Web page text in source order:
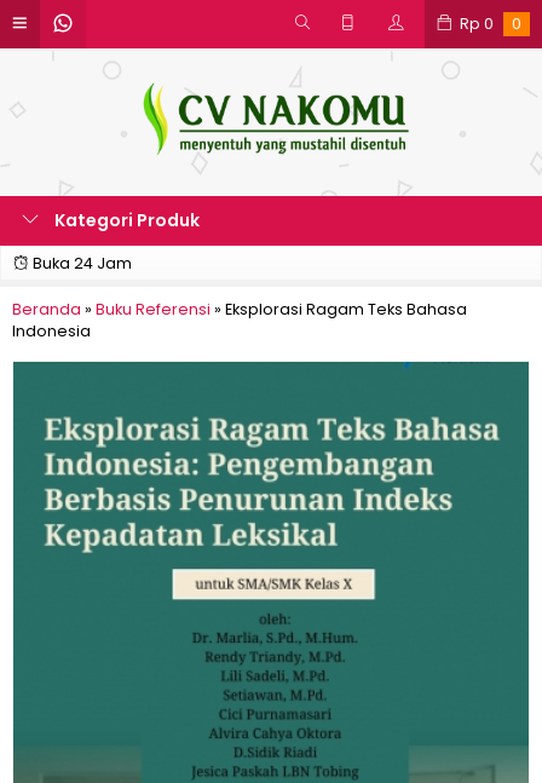
Rp 0 0
Kategori Produk
Buka 24 Jam
Beranda » Buku Referensi » Eksplorasi Ragam Teks Bahasa
Indonesia